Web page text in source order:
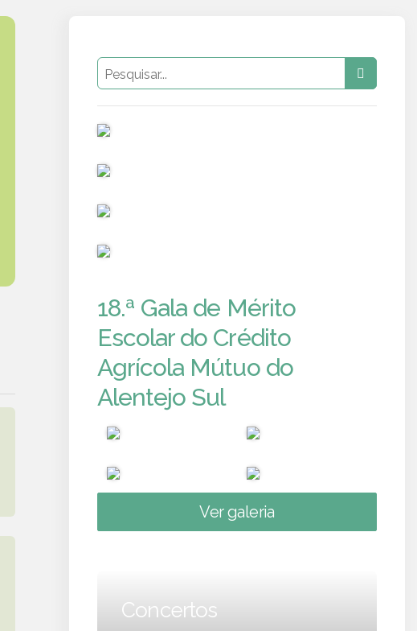
18.ª Gala de Mérito
Escolar do Crédito
Agrícola Mútuo do
Alentejo Sul
Ver galeria
Concertos